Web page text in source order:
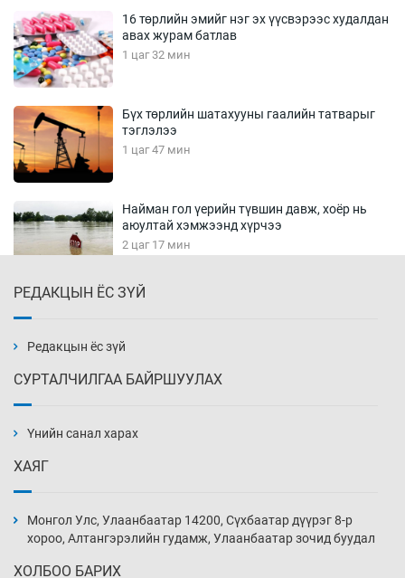
16 төрлийн эмийг нэг эх үүсвэрээс худалдан
авах журам батлав
1 цаг 32 мин
Бүх төрлийн шатахууны гаалийн татварыг
тэглэлээ
1 цаг 47 мин
Найман гол үерийн түвшин давж, хоёр нь
аюултай хэмжээнд хүрчээ
2 цаг 17 мин
2 цаг 47 мин
3 цаг 17 мин
3 цаг 47 мин
РЕДАКЦЫН ЁС ЗҮЙ
Редакцын ёс зүй
СУРТАЛЧИЛГАА БАЙРШУУЛАХ
Үнийн санал харах
ХАЯГ
Монгол Улс, Улаанбаатар 14200, Сүхбаатар дүүрэг 8-р
хороо, Алтангэрэлийн гудамж, Улаанбаатар зочид буудал
ХОЛБОО БАРИХ